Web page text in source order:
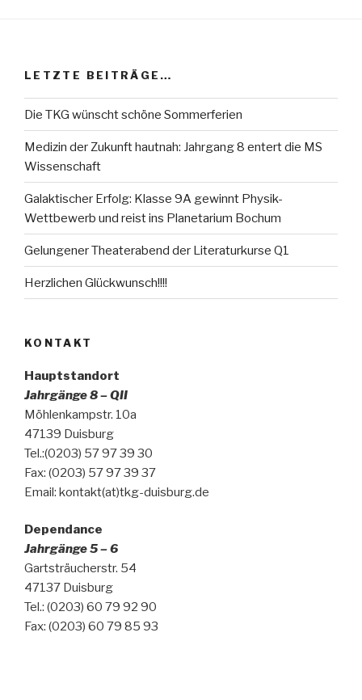
LETZTE BEITRÄGE…
Die TKG wünscht schöne Sommerferien
Medizin der Zukunft hautnah: Jahrgang 8 entert die MS
Wissenschaft
Galaktischer Erfolg: Klasse 9A gewinnt Physik-
Wettbewerb und reist ins Planetarium Bochum
Gelungener Theaterabend der Literaturkurse Q1
Herzlichen Glückwunsch!!!!
KONTAKT
Hauptstandort
Jahrgänge 8 – QII
Möhlenkampstr. 10a
47139 Duisburg
Tel.:(0203) 57 97 39 30
Fax: (0203) 57 97 39 37
Email: kontakt(at)tkg-duisburg.de
Dependance
Jahrgänge 5 – 6
Gartsträucherstr. 54
47137 Duisburg
Tel.: (0203) 60 79 92 90
Fax: (0203) 60 79 85 93